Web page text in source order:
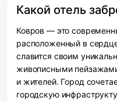
Какой отель
Ковров — это
расположенный в
славится своим
живописными
и жителей. Город
городскую